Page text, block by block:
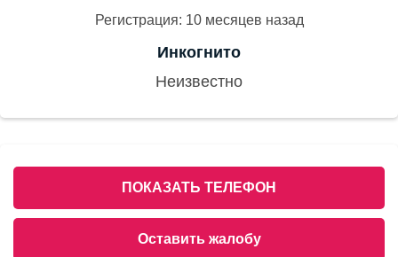
Регистрация: 10 месяцев назад
Инкогнито
Неизвестно
ПОКАЗАТЬ ТЕЛЕФОН
Оставить жалобу